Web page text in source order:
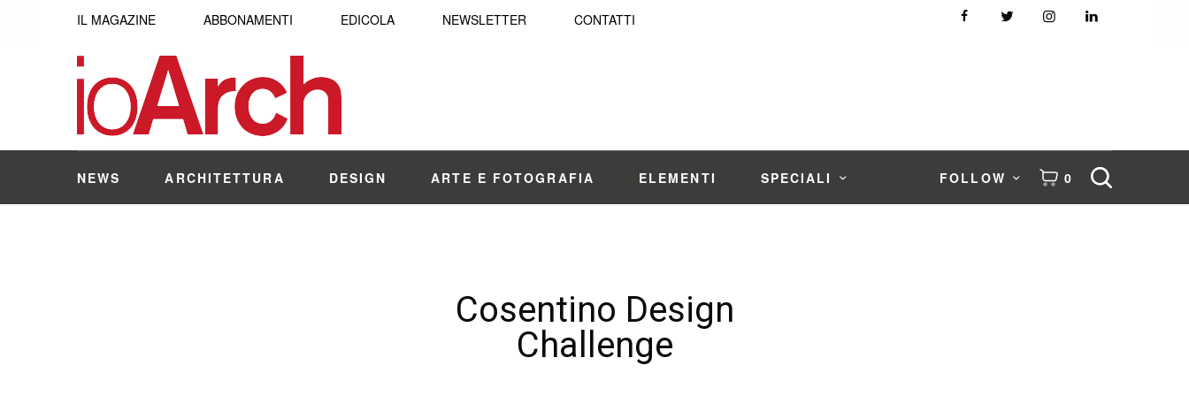
IL MAGAZINE ABBONAMENTI EDICOLA NEWSLETTER CONTATTI
NEWS ARCHITETTURA DESIGN ARTE E FOTOGRAFIA ELEMENTI SPECIALI FOLLOW 0
Cosentino Design
Challenge